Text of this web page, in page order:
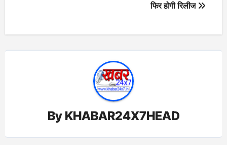
फिर होगी रिलीज
By KHABAR24X7HEAD